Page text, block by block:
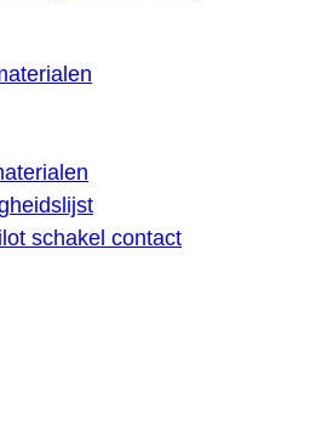
schakel contact